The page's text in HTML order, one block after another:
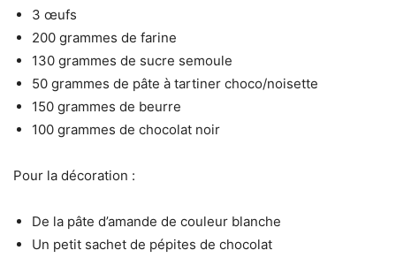
3 œufs
200 grammes de farine
130 grammes de sucre semoule
50 grammes de pâte à tartiner choco/noisette
150 grammes de beurre
100 grammes de chocolat noir
Pour la décoration :
De la pâte d’amande de couleur blanche
Un petit sachet de pépites de chocolat